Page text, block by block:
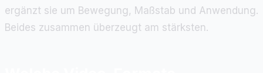
ergänzt sie um Bewegung, Maßstab und Anwendung.
Beides zusammen überzeugt am stärksten.